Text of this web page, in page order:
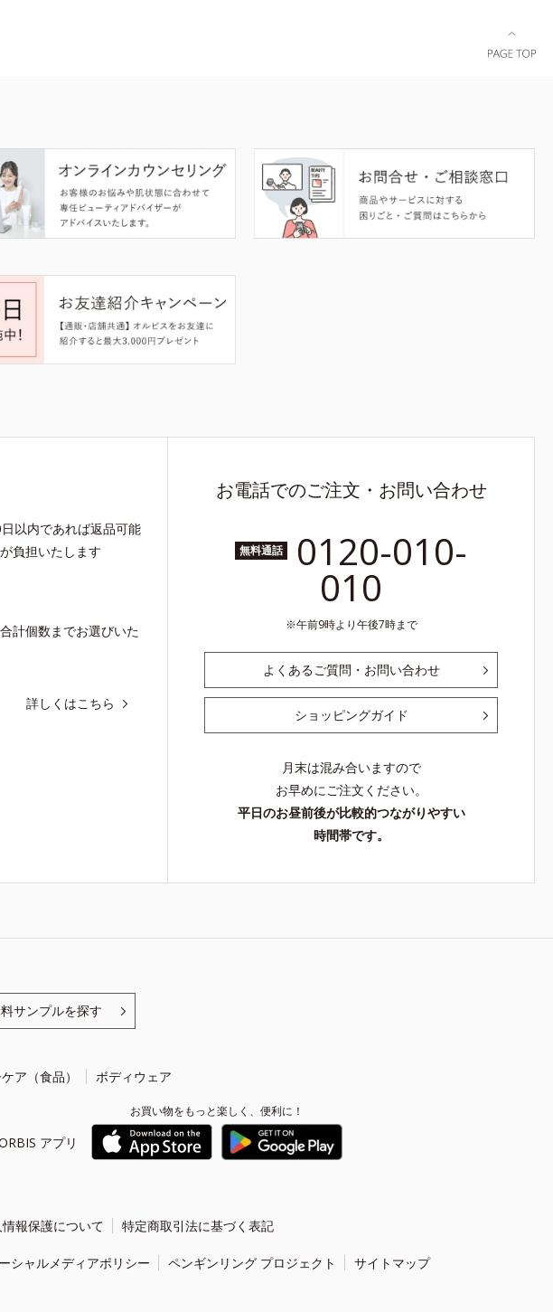
以内であれば返品可能
負担いたします
計個数までお選びいた
詳しくはこちら
お電話でのご注文・お問い合わせ
無料通話 0120-010-
010
午前9時より午後7時まで
よくあるご質問・お問い合わせ
ショッピングガイド
月末は混み合いますので
お早めにご注文ください。
平日のお昼前後が比較的つながりやすい
時間帯です。
サンプルを探す
ア（食品） ボディウェア
アプリ
お買い物をもっと楽しく、便利に！
報保護について 特定商取引法に基づく表記
シャルメディアポリシー ペンギンリング プロジェクト サイトマップ